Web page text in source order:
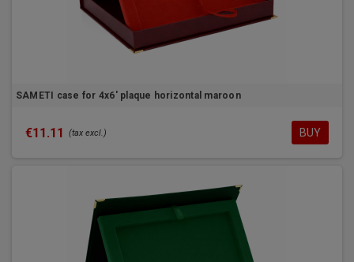
SAMETI case for 4x6' plaque horizontal maroon
€11.11 (tax excl.) BUY